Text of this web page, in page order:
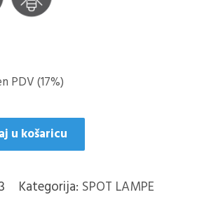
PDV (17%)
u košaricu
Kategorija: SPOT LAMPE